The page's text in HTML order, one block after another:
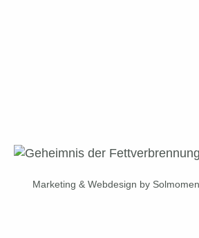
Marketing & Webdesign by